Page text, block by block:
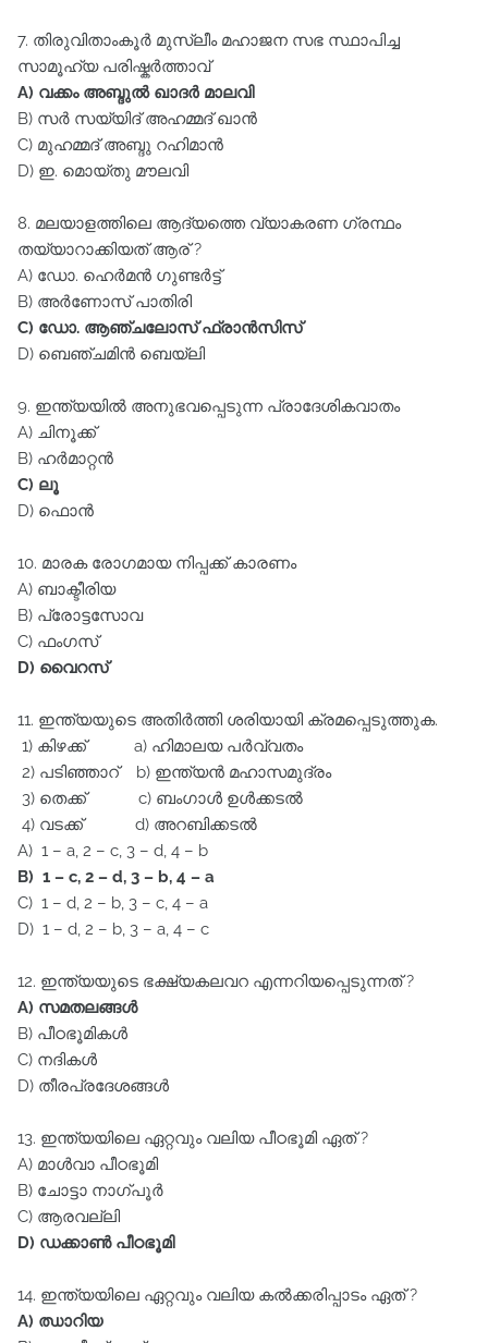
7. തിരുവിതാംകൂർ മുസ്ലീം മഹാജന സഭ സ്ഥാപിച്ച
സാമൂഹ്യ പരിഷ്കർത്താവ്‌
A) വക്കം അബ്ദുൽ ഖാദർ മാലവി
B) സർ സയ്യിദ്‌ അഹമ്മദ്‌ ഖാൻ
C) മുഹമ്മദ്‌ അബ്ദു റഹിമാൻ
D) ഇ. മൊയ്തു മൗലവി
8. മലയാളത്തിലെ ആദ്യത്തെ വ്യാകരണ ഗ്രന്ഥം
തയ്യാറാക്കിയത്‌ ആര്‌ ?
A) ഡോ. ഹെർമൻ ഗുണ്ടർട്ട്‌
B) അർണോസ്‌ പാതിരി
C) ഡോ. ആഞ്ചലോസ്‌ ഫ്രാൻസിസ്‌
D) ബെഞ്ചമിൻ ബെയ്‌ലി
9. ഇന്ത്യയിൽ അനുഭവപ്പെടുന്ന പ്രാദേശികവാതം
A) ചിനൂക്ക്‌
B) ഹർമാറ്റൻ
C) ലൂ
D) ഫൊൻ
10. മാരക രോഗമായ നിപ്പക്ക്‌ കാരണം
A) ബാക്ടീരിയ
B) പ്രോട്ടസോവ
C) ഫംഗസ്‌
D) വൈറസ്‌
11. ഇന്ത്യയുടെ അതിർത്തി ശരിയായി ക്രമപ്പെടുത്തുക.
1) കിഴക്ക്‌ a) ഹിമാലയ പർവ്വതം
2) പടിഞ്ഞാറ്‌ b) ഇന്ത്യൻ മഹാസമുദ്രം
3) തെക്ക്‌ c) ബംഗാൾ ഉൾക്കടൽ
4) വടക്ക്‌ d) അറബിക്കടൽ
A) 1 – a, 2 – c, 3 – d, 4 – b
B) 1 – c, 2 – d, 3 – b, 4 – a
C) 1 – d, 2 – b, 3 – c, 4 – a
D) 1 – d, 2 – b, 3 – a, 4 – c
12. ഇന്ത്യയുടെ ഭക്ഷ്യകലവറ എന്നറിയപ്പെടുന്നത്‌ ?
A) സമതലങ്ങൾ
B) പീഠഭൂമികൾ
C) നദികൾ
D) തീരപ്രദേശങ്ങൾ
13. ഇന്ത്യയിലെ ഏറ്റവും വലിയ പീഠഭൂമി ഏത്‌ ?
A) മാൾവാ പീഠഭൂമി
B) ചോട്ടാ നാഗ്പൂർ
C) ആരവല്ലി
D) ഡക്കാൺ പീഠഭൂമി
14. ഇന്ത്യയിലെ ഏറ്റവും വലിയ കൽക്കരിപ്പാടം ഏത്‌ ?
A) ഝാറിയ